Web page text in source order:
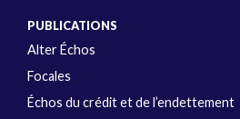
PUBLICATIONS
Alter Échos
Focales
Échos du crédit et de l’endettement